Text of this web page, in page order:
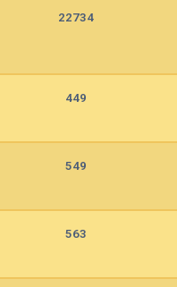
22734
449
549
563